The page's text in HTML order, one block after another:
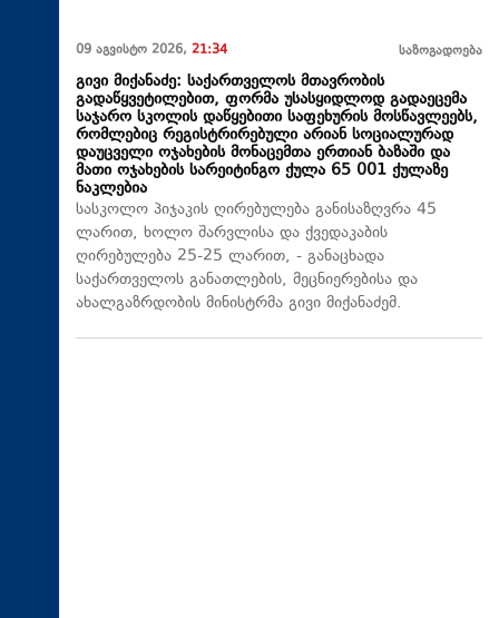
09 აგვისტო 2026, 21:34 საზოგადოება
გივი მიქანაძე: საქართველოს მთავრობის
გადაწყვეტილებით, ფორმა უსასყიდლოდ გადაეცემა
საჯარო სკოლის დაწყებითი საფეხურის მოსწავლეებს,
რომლებიც რეგისტრირებული არიან სოციალურად
დაუცველი ოჯახების მონაცემთა ერთიან ბაზაში და
მათი ოჯახების სარეიტინგო ქულა 65 001 ქულაზე
ნაკლებია
სასკოლო პიჯაკის ღირებულება განისაზღვრა 45
ლარით, ხოლო შარვლისა და ქვედაკაბის
ღირებულება 25-25 ლარით, - განაცხადა
საქართველოს განათლების, მეცნიერებისა და
ახალგაზრდობის მინისტრმა გივი მიქანაძემ.